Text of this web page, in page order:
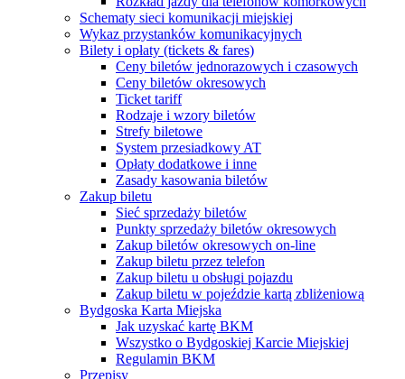
Schematy sieci komunikacji miejskiej
Wykaz przystanków komunikacyjnych
Bilety i opłaty (tickets & fares)
Ceny biletów jednorazowych i czasowych
Ceny biletów okresowych
Ticket tariff
Rodzaje i wzory biletów
Strefy biletowe
System przesiadkowy AT
Opłaty dodatkowe i inne
Zasady kasowania biletów
Zakup biletu
Sieć sprzedaży biletów
Punkty sprzedaży biletów okresowych
Zakup biletów okresowych on-line
Zakup biletu przez telefon
Zakup biletu u obsługi pojazdu
Zakup biletu w pojeździe kartą zbliżeniową
Bydgoska Karta Miejska
Jak uzyskać kartę BKM
Wszystko o Bydgoskiej Karcie Miejskiej
Regulamin BKM
Przepisy